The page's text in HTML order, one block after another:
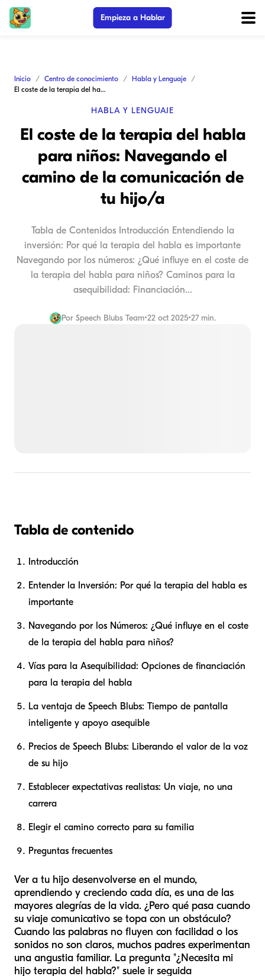
Empieza a Hablar
Inicio Centro de conocimiento
Habla y Lenguaje
El coste de la terapia del habla para niños: Navegando el camino de la comunicación de tu hijo/a
HABLA Y LENGUAJE
El coste de la terapia del habla
para niños: Navegando el
camino de la comunicación de
tu hijo/a
Tabla de Contenidos Introducción Entendiendo la
inversión: Por qué la terapia del habla es importante
Navegando por los números: ¿Qué influye en el coste de
la terapia del habla para niños? Caminos para la
asequibilidad: Financiación...
Por Speech Blubs Team•22 oct 2025•27 min.
Tabla de contenido
Introducción
Entender la Inversión: Por qué la terapia del habla es
importante
Navegando por los Números: ¿Qué influye en el coste
de la terapia del habla para niños?
Vías para la Asequibilidad: Opciones de financiación
para la terapia del habla
La ventaja de Speech Blubs: Tiempo de pantalla
inteligente y apoyo asequible
Precios de Speech Blubs: Liberando el valor de la voz
de su hijo
Establecer expectativas realistas: Un viaje, no una
carrera
Elegir el camino correcto para su familia
Preguntas frecuentes
Ver a tu hijo desenvolverse en el mundo,
aprendiendo y creciendo cada día, es una de las
mayores alegrías de la vida. ¿Pero qué pasa cuando
su viaje comunicativo se topa con un obstáculo?
Cuando las palabras no fluyen con facilidad o los
sonidos no son claros, muchos padres experimentan
una angustia familiar. La pregunta "¿Necesita mi
hijo terapia del habla?" suele ir seguida